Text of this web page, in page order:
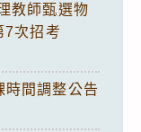
教師甄選物
7次招考
間調整公告